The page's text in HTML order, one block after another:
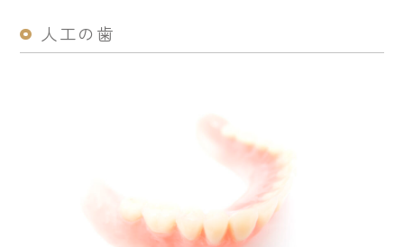
人工の歯